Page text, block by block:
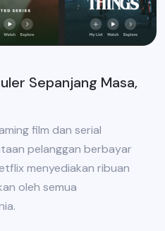
Sepanjang Masa,
film dan serial
pelanggan berbayar
menyediakan ribuan
oleh semua